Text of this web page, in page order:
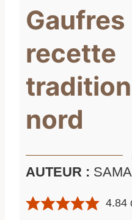
recette
nord
AUTEUR :
4.84